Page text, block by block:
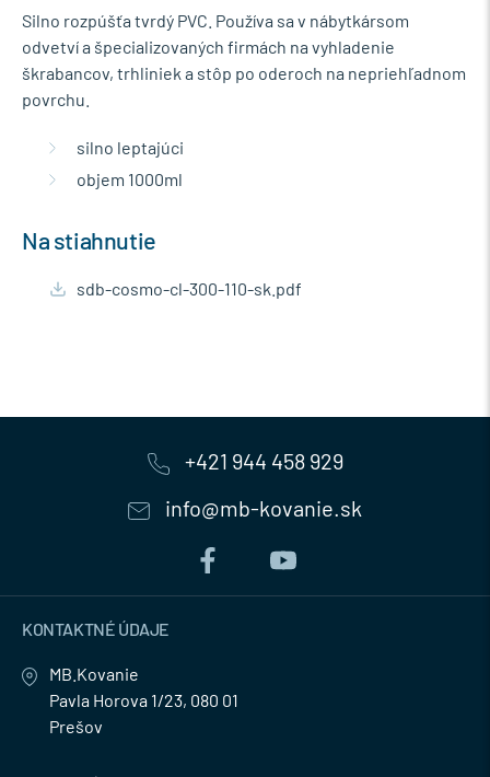
Silno rozpúšťa tvrdý PVC. Používa sa v nábytkársom
odvetví a špecializovaných firmách na vyhladenie
škrabancov, trhliniek a stôp po oderoch na nepriehľadnom
povrchu.
silno leptajúci
objem 1000ml
Na stiahnutie
sdb-cosmo-cl-300-110-sk.pdf
+421 944 458 929
info@mb-kovanie.sk
KONTAKTNÉ ÚDAJE
MB.Kovanie
Pavla Horova 1/23, 080 01
Prešov